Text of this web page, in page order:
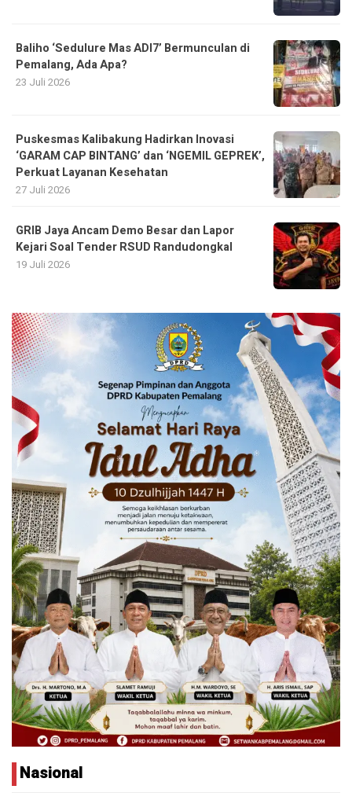
Baliho ‘Sedulure Mas ADI7’ Bermunculan di
Pemalang, Ada Apa?
23 Juli 2026
Puskesmas Kalibakung Hadirkan Inovasi
‘GARAM CAP BINTANG’ dan ‘NGEMIL GEPREK’,
Perkuat Layanan Kesehatan
27 Juli 2026
GRIB Jaya Ancam Demo Besar dan Lapor
Kejari Soal Tender RSUD Randudongkal
19 Juli 2026
Nasional